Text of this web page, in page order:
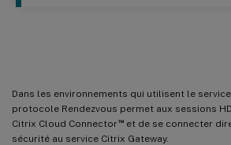
Dans les environnements qui utilisent le
protocole Rendezvous permet aux sessions
Citrix Cloud Connector™et de se connecter
sécurité au service Citrix Gateway.